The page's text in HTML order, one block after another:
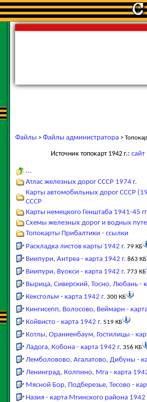
Файлы > Файлы администратора >
Источник топокарт 1942 г.:
...
Атлас железных дорог СССР 1974 г.
Карты автомобильных дорог СССР
СССР
Карты немецкого Генштаба 1941-45
Схемы железных дорог и водных
Топокарты Прибалтики - ссылки
Раскладка листов карты 1942 г. 79 КБ
Виипури, Антреа - карта 1942 г. 863 КБ
Виипури, Вуокси - карта 1942 г. 773 КБ
Вырица, Сиверский, Тосно, Любань -
Кексгольм - карта 1942 г. 300 КБ
Кингисепп, Волосово, Веймарн -
Койвисто - карта 1942 г. 519 КБ
Котлы, Ораниенбаум, Гостилицы -
Ладога, Кобона - карта 1942 г. 356 КБ
Лемболовово, Агалатово, Дибуны -
Ленинград, Колпино, Мга - карта
Мясной Бор, Подберезье, Тесово -
Назия - карта Мгинского района 1942